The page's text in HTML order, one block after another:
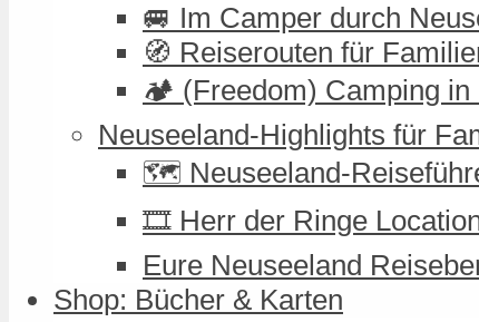
🚐 Im Camper durch
🧭 Reiserouten für
🏕️ (Freedom) Camping in
Neuseeland-Highlights für
🗺️ Neuseeland-
🎞️ Herr der Ringe
Eure Neuseeland
Shop: Bücher & Karten